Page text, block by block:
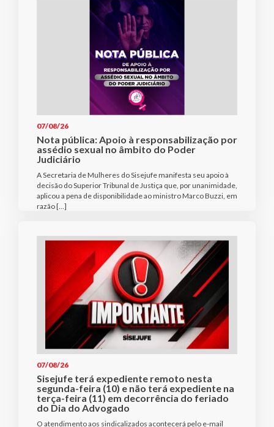
07/08/26
Nota pública: Apoio à responsabilização por
assédio sexual no âmbito do Poder
Judiciário
A Secretaria de Mulheres do Sisejufe manifesta seu apoio à
decisão do Superior Tribunal de Justiça que, por unanimidade,
aplicou a pena de disponibilidade ao ministro Marco Buzzi, em
razão […]
07/08/26
Sisejufe terá expediente remoto nesta
segunda-feira (10) e não terá expediente na
terça-feira (11) em decorrência do feriado
do Dia do Advogado
O atendimento aos sindicalizados acontecerá pelo e-mail